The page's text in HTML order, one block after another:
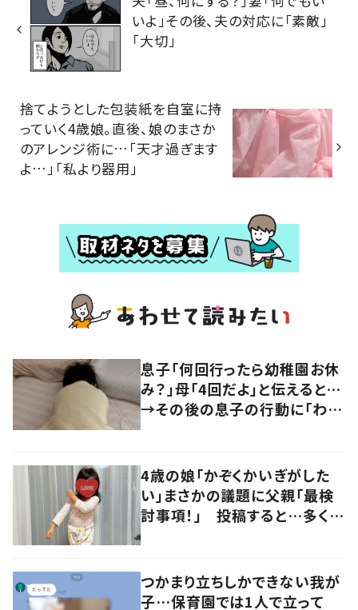
いよ」その後、夫の対応に「素敵」
「大切」
捨てようとした包装紙を自室に持
っていく4歳娘。直後、娘のまさか
のアレンジ術に…「天才過ぎます
よ…」「私より器用」
息子「何回行ったら幼稚園お休
み？」母「4回だよ」と伝えると…
→その後の息子の行動に「わか
4歳の娘「かぞくかいぎがした
い」まさかの議題に父親「最検
討事項！」 投稿すると…多くの
つかまり立ちしかできない我が
子…保育園では1人で立って